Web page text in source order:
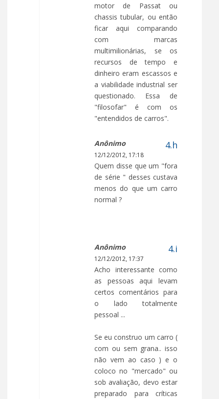
motor de Passat ou
chassis tubular, ou então
ficar aqui comparando
com marcas
multimilionárias, se os
recursos de tempo e
dinheiro eram escassos e
a viabilidade industrial ser
questionado. Essa de
"filosofar" é com os
"entendidos de carros".
Anônimo
12/12/2012, 17:18
Quem disse que um "fora
de série " desses custava
menos do que um carro
normal ?
Anônimo
12/12/2012, 17:37
Acho interessante como
as pessoas aqui levam
certos comentários para
o lado totalmente
pessoal ...
Se eu construo um carro (
com ou sem grana.. isso
não vem ao caso ) e o
coloco no "mercado" ou
sob avaliação, devo estar
preparado para críticas